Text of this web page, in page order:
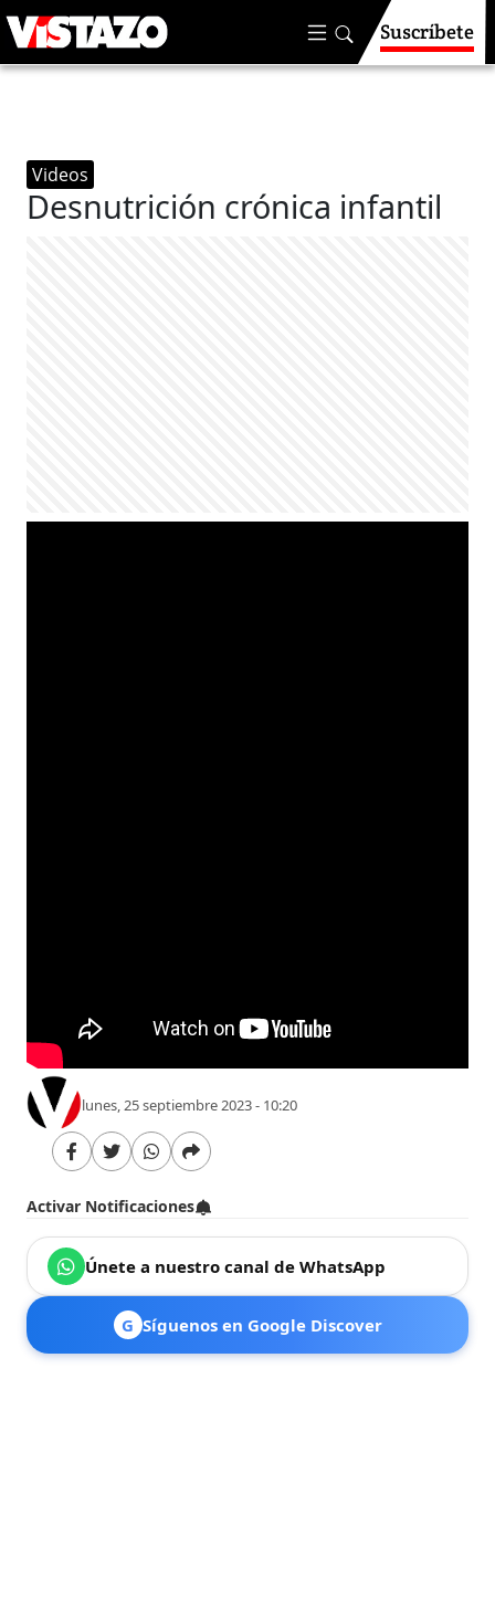
Suscríbete
Videos
Desnutrición crónica infantil
lunes, 25 septiembre 2023 - 10:20
Activar Notificaciones
Únete a nuestro canal de WhatsApp
G Síguenos en Google Discover